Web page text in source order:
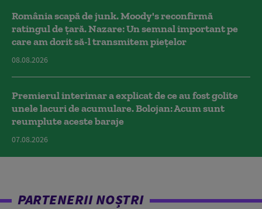
România scapă de junk. Moody's reconfirmă
ratingul de țară. Nazare: Un semnal important pe
care am dorit să-l transmitem piețelor
08.08.2026
Premierul interimar a explicat de ce au fost golite
unele lacuri de acumulare. Bolojan: Acum sunt
reumplute aceste baraje
07.08.2026
PARTENERII NOȘTRI